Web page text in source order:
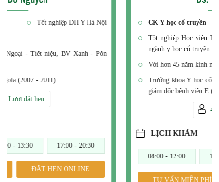
CK Y học cổ truyền
Tốt nghiệp Học viện Trung y Bắc Kinh Trung Quốc chuyên
ngành y học cổ truyền
Trưởng khoa Y học cổ truyền Bệnh viện E (1976-2005), Phó
giám đốc bệnh viện E (1999 - 2006)
17:00 - 20:30
TƯ VẤN MIỄN PHÍ ĐẶT HẸN ONLINE